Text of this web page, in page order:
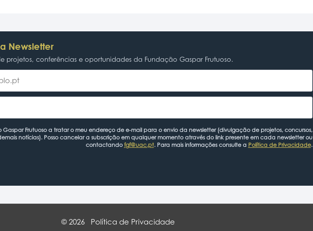
Newsletter
projetos, conferências e oportunidades da Fundação Gaspar Frutuoso.
Gaspar Frutuoso a tratar o meu endereço de e-mail para o envio da newsletter (divulgação de projetos, concursos,
notícias). Posso cancelar a subscrição em qualquer momento através do link presente em cada newsletter ou
contactando fgf@uac.pt. Para mais informações consulte a Política de Privacidade.
© 2026 Política de Privacidade